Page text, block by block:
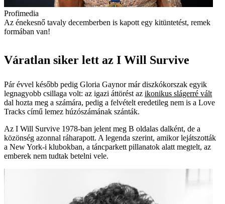
Profimedia
Az énekesnő tavaly decemberben is kapott egy kitüntetést, remek
formában van!
Váratlan siker lett az I Will Survive
Pár évvel később pedig Gloria Gaynor már diszkókorszak egyik
legnagyobb csillaga volt: az igazi áttörést az ikonikus slágerré vált
dal hozta meg a számára, pedig a felvételt eredetileg nem is a Love
Tracks című lemez húzószámának szánták.
Az I Will Survive 1978-ban jelent meg B oldalas dalként, de a
közönség azonnal ráharapott. A legenda szerint, amikor lejátszották
a New York-i klubokban, a táncparkett pillanatok alatt megtelt, az
emberek nem tudtak betelni vele.